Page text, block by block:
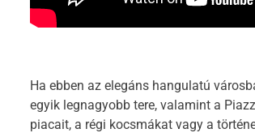
Ha ebben az elegáns hangulatú
egyik legnagyobb tere, valamint a
piacait, a régi kocsmákat vagy a